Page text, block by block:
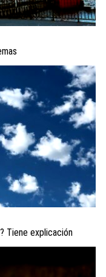
Tiene explicación